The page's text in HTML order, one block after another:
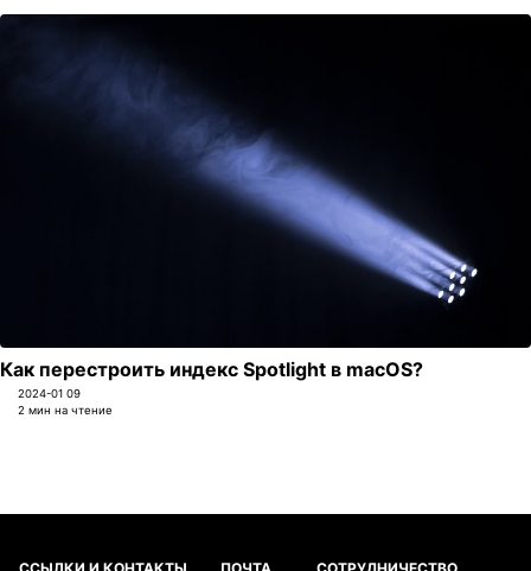
Как перестроить индекс Spotlight в macOS?
2024-01 09
2 мин на чтение